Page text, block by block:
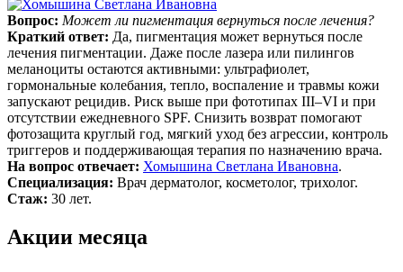
Вопрос: Может ли пигментация вернуться после лечения?
Краткий ответ: Да, пигментация может вернуться после
лечения пигментации. Даже после лазера или пилингов
меланоциты остаются активными: ультрафиолет,
гормональные колебания, тепло, воспаление и травмы кожи
запускают рецидив. Риск выше при фототипах III–VI и при
отсутствии ежедневного SPF. Снизить возврат помогают
фотозащита круглый год, мягкий уход без агрессии, контроль
триггеров и поддерживающая терапия по назначению врача.
На вопрос отвечает: Хомышина Светлана Ивановна.
Специализация: Врач дерматолог, косметолог, трихолог.
Стаж: 30 лет.
Акции месяца